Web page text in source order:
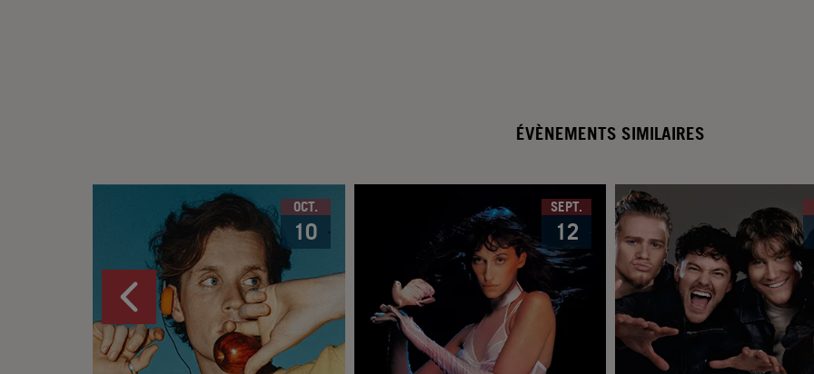
ÉVÈNEMENTS SIMILAIRES
OCT.
10
SEPT.
12